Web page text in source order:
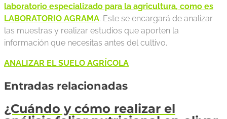
laboratorio especializado para la agricultura, como es
LABORATORIO AGRAMA. Este se encargará de analizar
las muestras y realizar estudios que aporten la
información que necesitas antes del cultivo.
ANALIZAR EL SUELO AGRÍCOLA
Entradas relacionadas
¿Cuándo y cómo realizar el